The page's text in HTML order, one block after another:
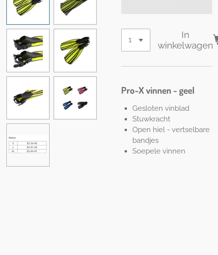
In
winkelwagen
Pro-X vinnen - geel
Gesloten vinblad
Stuwkracht
Open hiel - vertselbare
bandjes
Soepele vinnen